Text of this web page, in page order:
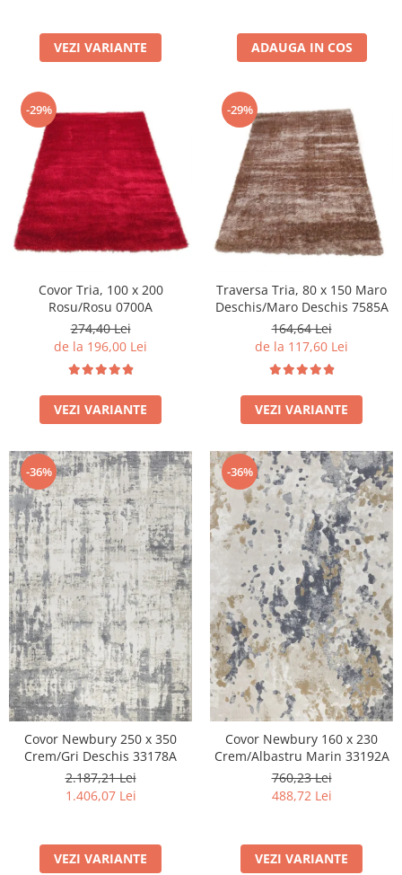
VEZI VARIANTE ADAUGA IN COS
-29%
Covor Tria, 100 x 200
Rosu/Rosu 0700A
274,40 Lei
de la 196,00 Lei
VEZI VARIANTE
-29%
Traversa Tria, 80 x 150 Maro
Deschis/Maro Deschis 7585A
164,64 Lei
de la 117,60 Lei
VEZI VARIANTE
-36%
Covor Newbury 250 x 350
Crem/Gri Deschis 33178A
2.187,21 Lei
1.406,07 Lei
VEZI VARIANTE
-36%
Covor Newbury 160 x 230
Crem/Albastru Marin 33192A
760,23 Lei
488,72 Lei
VEZI VARIANTE